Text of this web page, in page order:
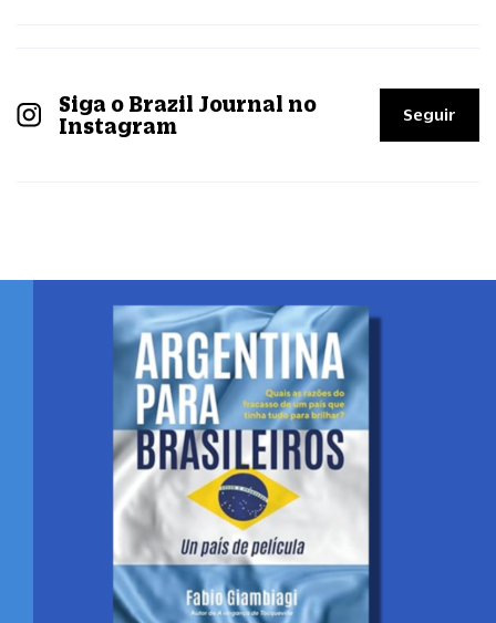
Siga o Brazil Journal no
Instagram
Seguir